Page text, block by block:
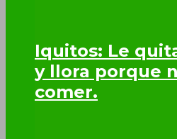
Iquitos: Le
y llora porque
comer.